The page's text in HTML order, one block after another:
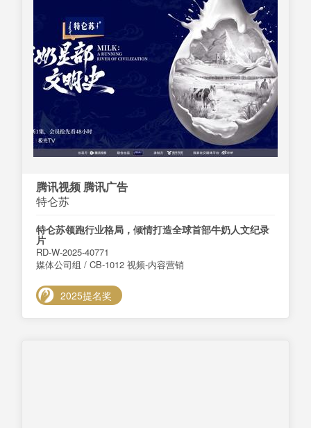
腾讯视频 腾讯广告
特仑苏
特仑苏领跑行业格局，倾情打造全球首部牛奶人文纪录
片
RD-W-2025-40771
媒体公司组 / CB-1012 视频-内容营销
2025提名奖